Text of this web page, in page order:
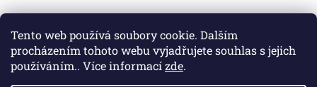
Tento web používá soubory cookie. Dalším
procházením tohoto webu vyjadřujete souhlas s jejich
používáním.. Více informacízde.
Stavební pouzdra Interiéry Dveře